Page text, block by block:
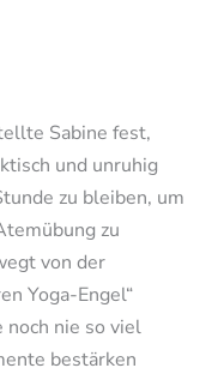
Sabine fest,
und unruhig
zu bleiben, um
zu
von der
Yoga-Engel“
noch nie so viel
bestärken